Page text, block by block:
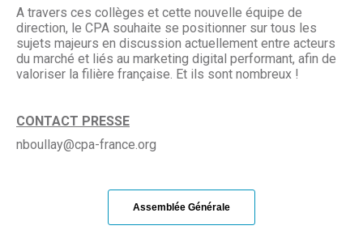
A travers ces collèges et cette nouvelle équipe de
direction, le CPA souhaite se positionner sur tous les
sujets majeurs en discussion actuellement entre acteurs
du marché et liés au marketing digital performant, afin de
valoriser la filière française. Et ils sont nombreux !
CONTACT PRESSE
nboullay@cpa-france.org
Assemblée Générale